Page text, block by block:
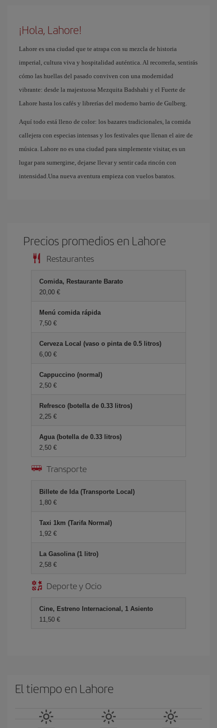
¡Hola, Lahore!
Lahore es una ciudad que te atrapa con su mezcla de historia
imperial, cultura viva y hospitalidad auténtica. Al recorrerla, sentirás
cómo las huellas del pasado conviven con una modernidad
vibrante: desde la majestuosa Mezquita Badshahi y el Fuerte de
Lahore hasta los cafés y librerías del moderno barrio de Gulberg.
Aquí todo está lleno de color: los bazares tradicionales, la comida
callejera con especias intensas y los festivales que llenan el aire de
música. Lahore no es una ciudad para simplemente visitar, es un
lugar para sumergirse, dejarse llevar y sentir cada rincón con
intensidad.Una nueva aventura empieza con vuelos baratos.
Precios promedios en Lahore
Restaurantes
Comida, Restaurante Barato
20,00 €
Menú comida rápida
7,50 €
Cerveza Local (vaso o pinta de 0.5 litros)
6,00 €
Cappuccino (normal)
2,50 €
Refresco (botella de 0.33 litros)
2,25 €
Agua (botella de 0.33 litros)
2,50 €
Transporte
Billete de Ida (Transporte Local)
1,80 €
Taxi 1km (Tarifa Normal)
1,92 €
La Gasolina (1 litro)
2,58 €
Deporte y Ocio
Cine, Estreno Internacional, 1 Asiento
11,50 €
El tiempo en Lahore